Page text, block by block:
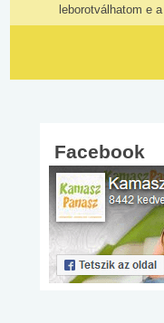
leborotválhatom e
Facebook